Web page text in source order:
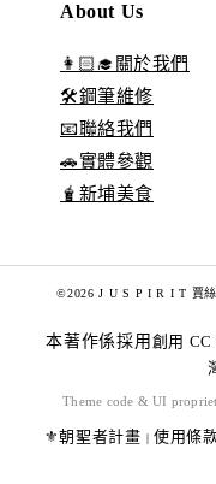
About Us
👩🏻‍🎓關於我們
🛠️鋼筆維修
📧聯絡我們
🚗實體參觀
🧋新埔美食
©2026 J U S P I R I T 賈絲
本著作係採用 創用
Theme code & UI
⚜️朝聖者計畫 使用條